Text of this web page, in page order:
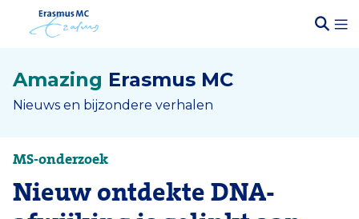
Amazing Erasmus MC
Nieuws en bijzondere verhalen
MS-onderzoek
Nieuw ontdekte DNA-